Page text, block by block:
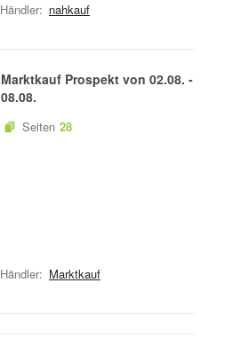
Händler: nahkauf
Marktkauf Prospekt von 02.08. -
08.08.
Seiten 28
Händler: Marktkauf